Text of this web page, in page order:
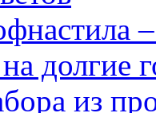
долгие
из